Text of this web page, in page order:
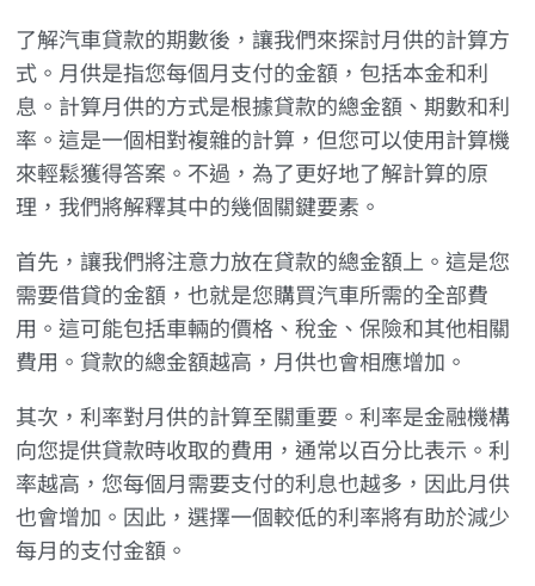
了解汽車貸款的期數後，讓我們來探討月供的計算方
式。月供是指您每個月支付的金額，包括本金和利
息。計算月供的方式是根據貸款的總金額、期數和利
率。這是一個相對複雜的計算，但您可以使用計算機
來輕鬆獲得答案。不過，為了更好地了解計算的原
理，我們將解釋其中的幾個關鍵要素。
首先，讓我們將注意力放在貸款的總金額上。這是您
需要借貸的金額，也就是您購買汽車所需的全部費
用。這可能包括車輛的價格、稅金、保險和其他相關
費用。貸款的總金額越高，月供也會相應增加。
其次，利率對月供的計算至關重要。利率是金融機構
向您提供貸款時收取的費用，通常以百分比表示。利
率越高，您每個月需要支付的利息也越多，因此月供
也會增加。因此，選擇一個較低的利率將有助於減少
每月的支付金額。